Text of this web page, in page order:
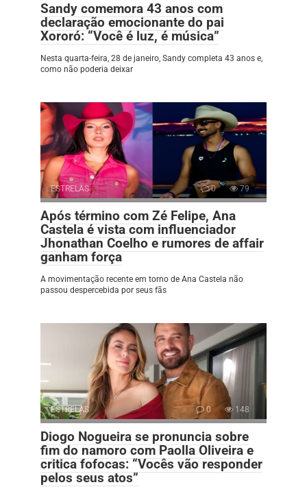
Sandy comemora 43 anos com
declaração emocionante do pai
Xororó: “Você é luz, é música”
Nesta quarta-feira, 28 de janeiro, Sandy completa 43 anos e,
como não poderia deixar
ESTRELAS 0 79
Após término com Zé Felipe, Ana
Castela é vista com influenciador
Jhonathan Coelho e rumores de affair
ganham força
A movimentação recente em torno de Ana Castela não
passou despercebida por seus fãs
ESTRELAS 0 148
Diogo Nogueira se pronuncia sobre
fim do namoro com Paolla Oliveira e
critica fofocas: “Vocês vão responder
pelos seus atos”